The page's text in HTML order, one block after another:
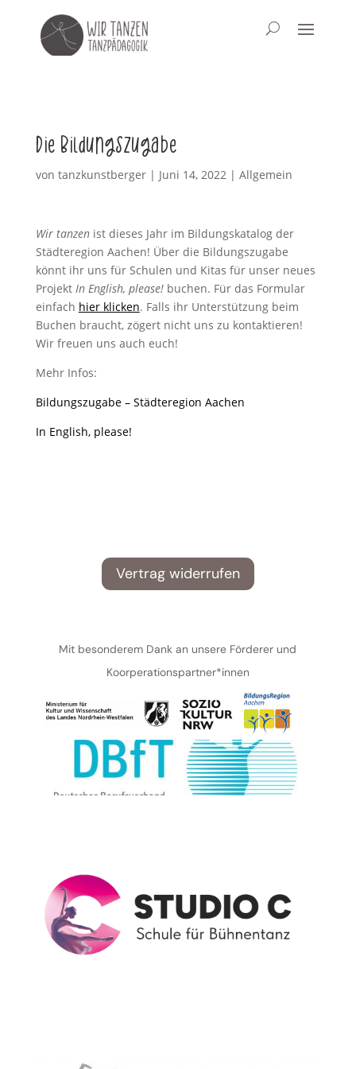
Die Bildungszugabe
von tanzkunstberger| Juni 14, 2022| Allgemein
Wir tanzenist dieses Jahr im Bildungskatalog der
Städteregion Aachen! Über die Bildungszugabe
könnt ihr uns für Schulen und Kitas für unser neues
Projekt In English, please!buchen. Für das Formular
einfach hier klicken. Falls ihr Unterstützung beim
Buchen braucht, zögert nicht uns zu kontaktieren!
Wir freuen uns auch euch!
Mehr Infos:
Bildungszugabe – Städteregion Aachen
In English, please!
Vertrag widerrufen
Mit besonderem Dank an unsere Förderer und
Koorperationspartner*innen